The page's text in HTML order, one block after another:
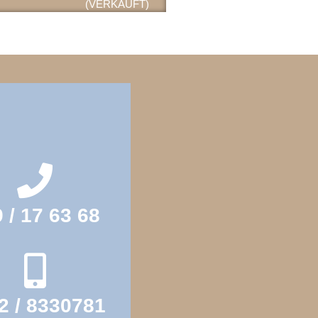
(VERKAUFT)
/ 17 63 68
/ 8330781